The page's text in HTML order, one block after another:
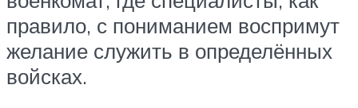
правило, с пониманием воспримут
желание служить в определённых
войсках.